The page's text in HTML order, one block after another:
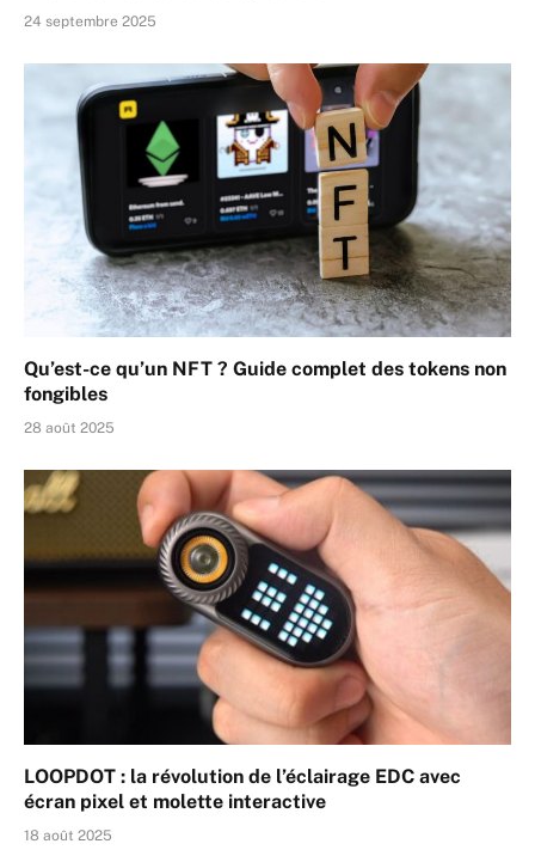
24 septembre 2025
Qu’est-ce qu’un NFT ? Guide complet des tokens non
fongibles
28 août 2025
LOOPDOT : la révolution de l’éclairage EDC avec
écran pixel et molette interactive
18 août 2025